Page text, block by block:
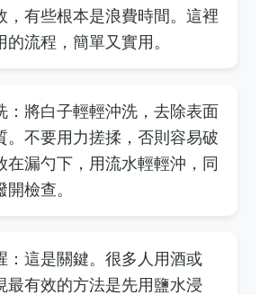
，有些根本是浪費時間。這裡
流程，簡單又實用。
：將白子輕輕沖洗，去除表面
。不要用力搓揉，否則容易破
在漏勺下，用流水輕輕沖，同
檢查。
：這是關鍵。很多人用酒或
最有效的方法是先用鹽水浸